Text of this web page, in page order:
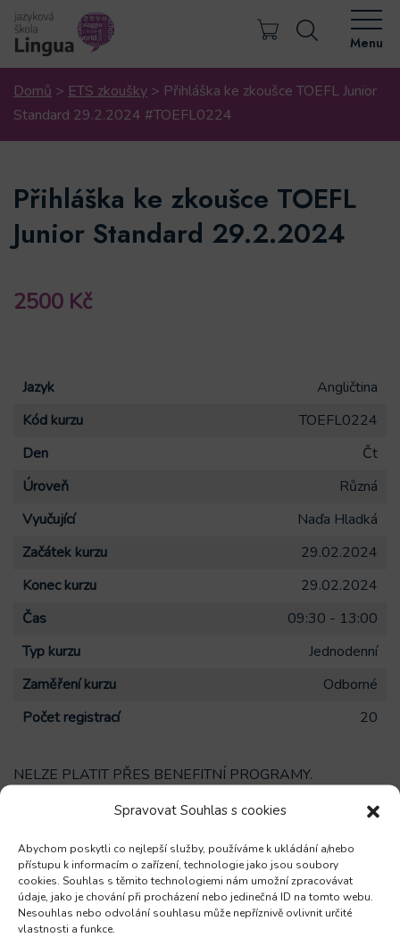
Spravovat Souhlas s cookies
Abychom poskytli co nejlepší služby, používáme k ukládání a/nebo
přístupu k informacím o zařízení, technologie jako jsou soubory
cookies. Souhlas s těmito technologiemi nám umožní zpracovávat
údaje, jako je chování při procházení nebo jedinečná ID na tomto webu.
Nesouhlas nebo odvolání souhlasu může nepříznivě ovlivnit určité
vlastnosti a funkce.
Menu
Domů > ETS zkoušky > Přihláška ke zkoušce TOEFL Junior
Standard 29.2.2024 #TOEFL0224
Přihláška ke zkoušce TOEFL
Junior Standard 29.2.2024
2500 Kč
Jazyk
Angličtina
Kód kurzu
TOEFL0224
Den
Čt
Úroveň
Různá
Vyučující
Naďa Hladká
Začátek kurzu
29.02.2024
Konec kurzu
29.02.2024
Čas
09:30 - 13:00
Typ kurzu
Jednodenní
Zaměření kurzu
Odborné
Počet registrací
20
NELZE PLATIT PŘES BENEFITNÍ PROGRAMY.
Zůstaňte v obraze
Odebírejte novinky a mějte přehled o všech našich
akcích